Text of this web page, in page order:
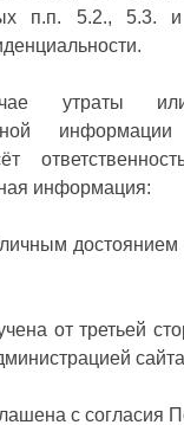
п.п. 5.2., 5.3.
утраты или
информации
информация:
от третьей
с согласия